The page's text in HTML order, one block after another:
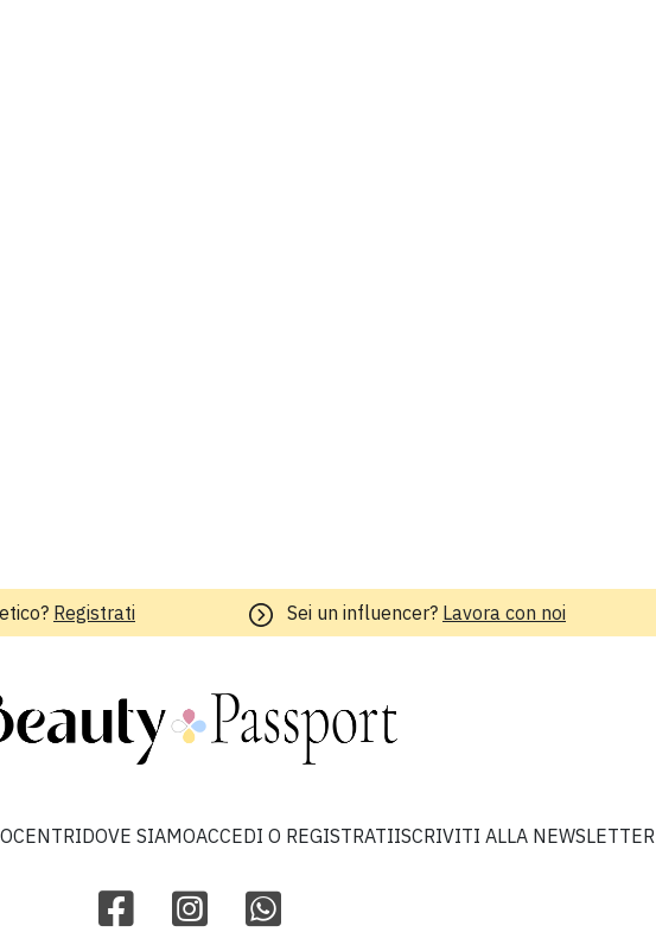
Registrati Sei un influencer? Lavora con noi
CENTRIDOVE SIAMOACCEDI O REGISTRATIISCRIVITI ALLA NEWSLETTER